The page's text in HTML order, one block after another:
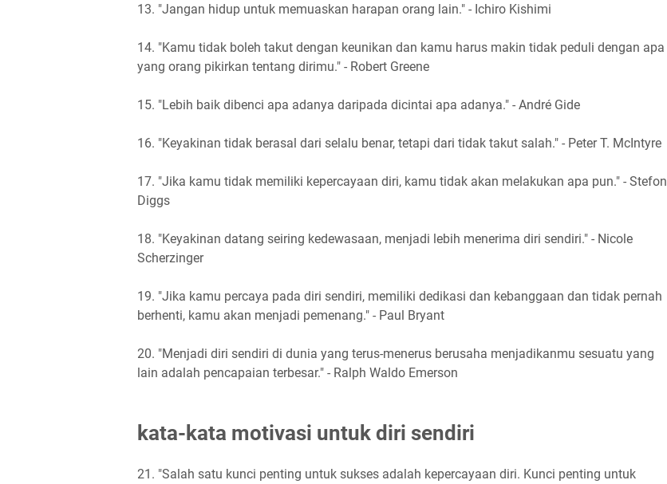
13. "Jangan hidup untuk memuaskan harapan orang lain." - Ichiro Kishimi
14. "Kamu tidak boleh takut dengan keunikan dan kamu harus makin tidak peduli dengan apa
yang orang pikirkan tentang dirimu." - Robert Greene
15. "Lebih baik dibenci apa adanya daripada dicintai apa adanya." - André Gide
16. "Keyakinan tidak berasal dari selalu benar, tetapi dari tidak takut salah." - Peter T. McIntyre
17. "Jika kamu tidak memiliki kepercayaan diri, kamu tidak akan melakukan apa pun." - Stefon
Diggs
18. "Keyakinan datang seiring kedewasaan, menjadi lebih menerima diri sendiri." - Nicole
Scherzinger
19. "Jika kamu percaya pada diri sendiri, memiliki dedikasi dan kebanggaan dan tidak pernah
berhenti, kamu akan menjadi pemenang." - Paul Bryant
20. "Menjadi diri sendiri di dunia yang terus-menerus berusaha menjadikanmu sesuatu yang
lain adalah pencapaian terbesar." - Ralph Waldo Emerson
kata-kata motivasi untuk diri sendiri
21. "Salah satu kunci penting untuk sukses adalah kepercayaan diri. Kunci penting untuk